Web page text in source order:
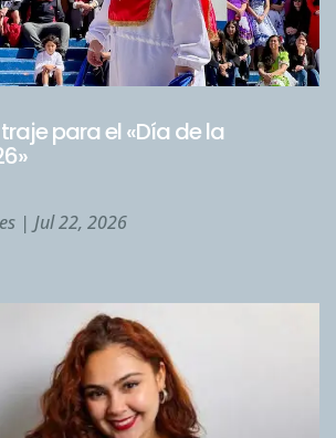
para el «Día de la
| Jul 22, 2026